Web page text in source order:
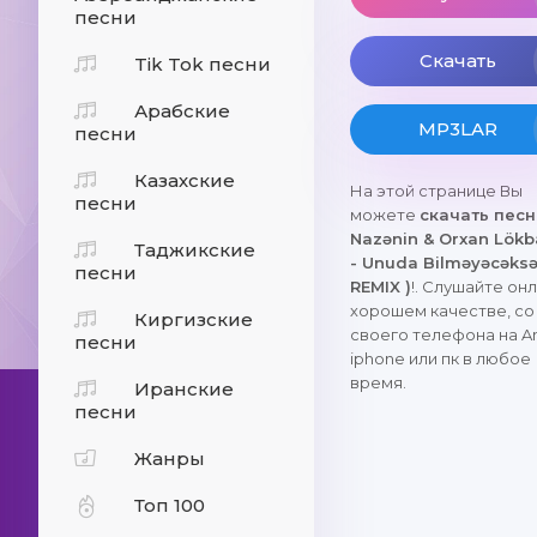
песни
Tik Tok песни
Арабские
песни
Казахские
песни
Таджикские
песни
Киргизские
песни
Иранские
песни
Жанры
Топ 100
Скачать
MP3LAR
На этой странице Вы
можете скачать
Nazənin & Orxan
- Unuda
REMIX )!. Слушайте
хорошем качестве, со
своего телефона на
iphone или пк в любое
время.